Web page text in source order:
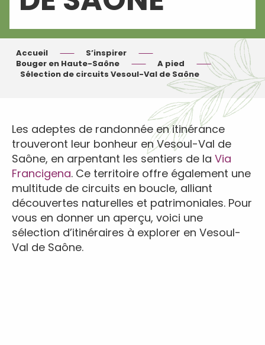
Accueil
S’inspirer
Bouger en Haute-Saône
A pied
Sélection de circuits Vesoul-Val de Saône
Les adeptes de randonnée en itinérance
trouveront leur bonheur en Vesoul-Val de
Saône, en arpentant les sentiers de la Via
Francigena. Ce territoire offre également une
multitude de circuits en boucle, alliant
découvertes naturelles et patrimoniales. Pour
vous en donner un aperçu, voici une
sélection d’itinéraires à explorer en Vesoul-
Val de Saône.